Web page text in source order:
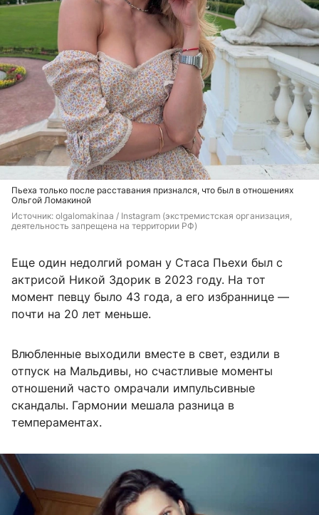
Пьеха только после расставания признался, что был в отношениях
Ольгой Ломакиной
Источник: olgalomakinaa / Instagram (экстремистская организация,
деятельность запрещена на территории РФ)
Еще один недолгий роман у Стаса Пьехи был с
актрисой Никой Здорик в 2023 году. На тот
момент певцу было 43 года, а его избраннице —
почти на 20 лет меньше.
Влюбленные выходили вместе в свет, ездили в
отпуск на Мальдивы, но счастливые моменты
отношений часто омрачали импульсивные
скандалы. Гармонии мешала разница в
темпераментах.